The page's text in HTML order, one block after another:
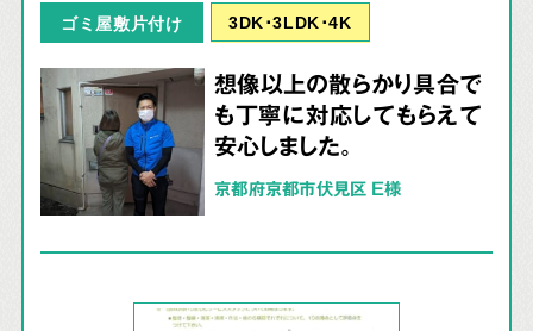
ゴミ屋敷片付け 3DK･3LDK･4K
想像以上の散らかり具合で
も丁寧に対応してもらえて
安心しました。
京都府京都市伏見区 E様